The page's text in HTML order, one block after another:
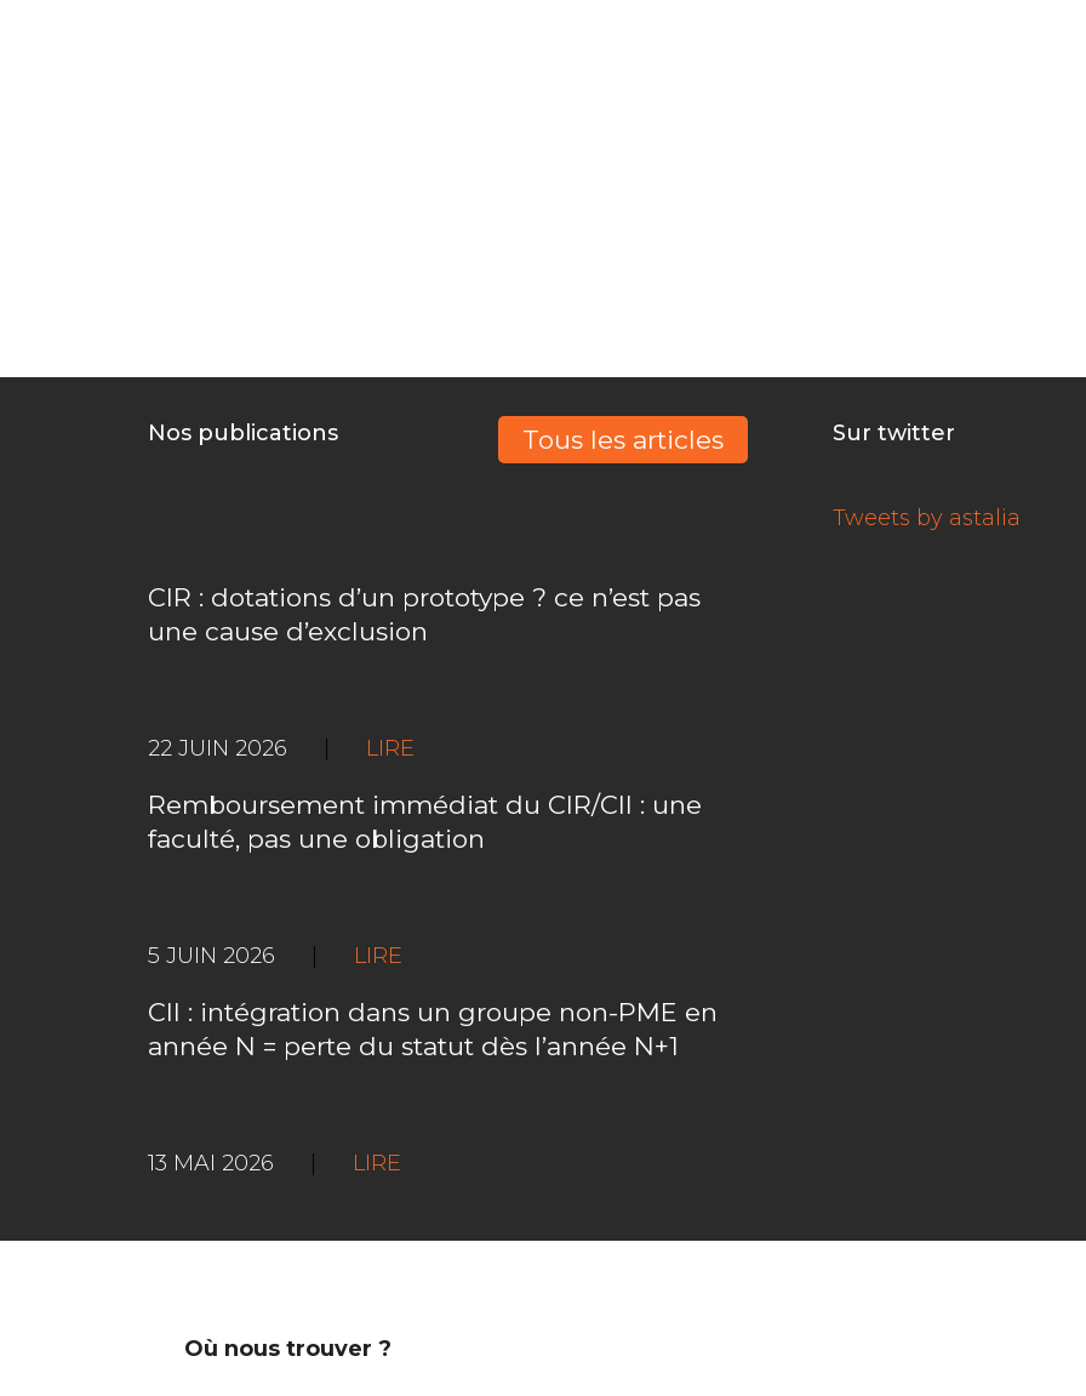
Nos publications Tous les articles
CIR : dotations d’un prototype ? ce n’est pas
une cause d’exclusion
22 JUIN 2026 | LIRE
Remboursement immédiat du CIR/CII : une
faculté, pas une obligation
5 JUIN 2026 | LIRE
CII : intégration dans un groupe non-PME en
année N = perte du statut dès l’année N+1
13 MAI 2026 | LIRE
Sur twitter
Tweets by astalia
Où nous trouver ?